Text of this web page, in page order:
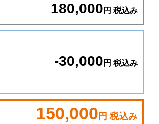
180,000 円 税込み
-30,000 円 税込み
150,000 円 税込み